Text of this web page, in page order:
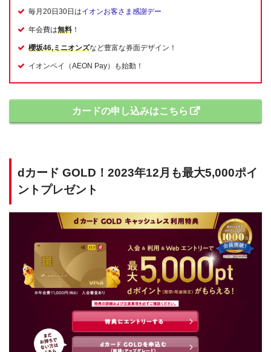
毎月20日30日はイオンお客さま感謝デー
年会費は無料 ！
櫻坂46,ミニオンズなど豊富な券面デザイン！
イオンペイ（AEON Pay）も始動！
カードの申し込みはこちら
dカード GOLD！2023年12月も最大5,000ポイ
ントプレゼント